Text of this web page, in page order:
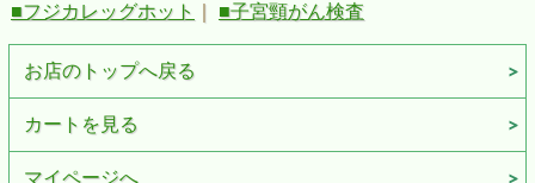
■フジカレッグホット
■子宮頸がん検査
お店のトップへ戻る
カートを見る
マイページへ